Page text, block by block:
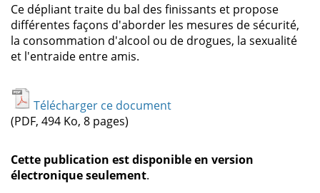
Ce dépliant traite du bal des finissants et propose
différentes façons d'aborder les mesures de sécurité,
la consommation d'alcool ou de drogues, la sexualité
et l'entraide entre amis.
Télécharger ce document
(PDF, 494 Ko, 8 pages)
Cette publication est disponible en version
électronique seulement.